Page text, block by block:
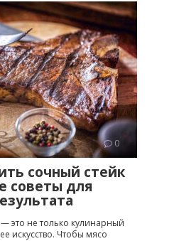
0
сочный стейк
советы для
это не только кулинарный
искусство. Чтобы мясо